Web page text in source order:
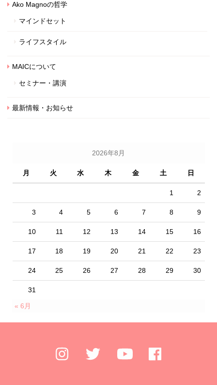
Ako Magnoの哲学
マインドセット
ライフスタイル
MAICについて
セミナー・講演
最新情報・お知らせ
2026年8月
月 火 水 木 金 土 日
1 2
3 4 5 6 7 8 9
10 11 12 13 14 15 16
17 18 19 20 21 22 23
24 25 26 27 28 29 30
31
« 6月